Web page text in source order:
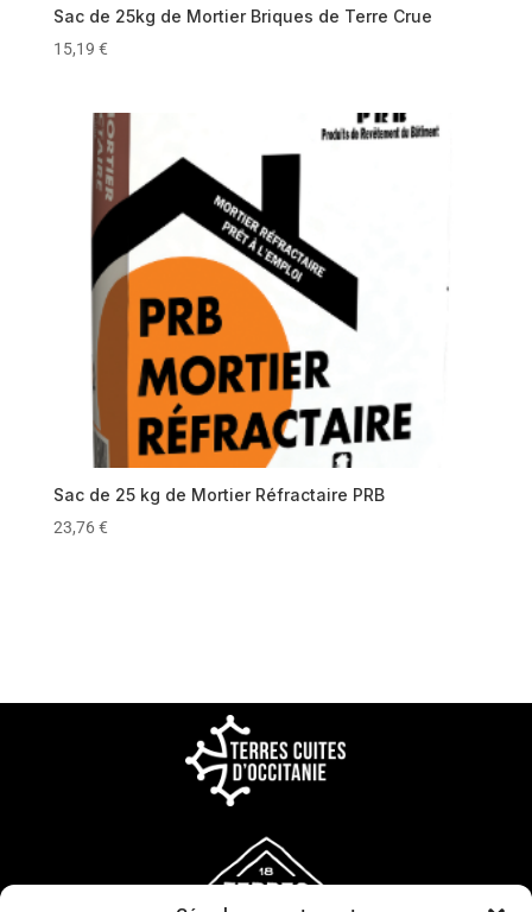
Sac de 25kg de Mortier Briques de Terre Crue
15,19 €
Sac de 25 kg de Mortier Réfractaire PRB
23,76€